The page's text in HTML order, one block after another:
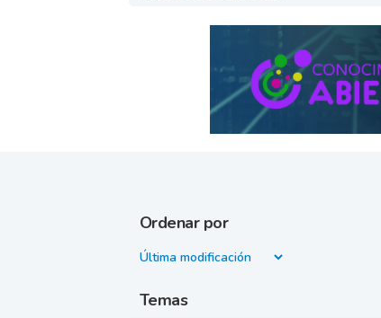
Ordenar por
Temas